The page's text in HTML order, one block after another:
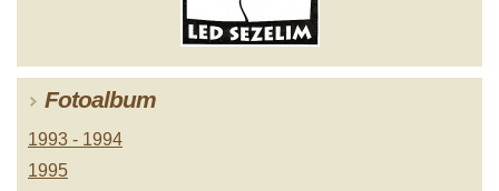
Fotoalbum
1993 - 1994
1995